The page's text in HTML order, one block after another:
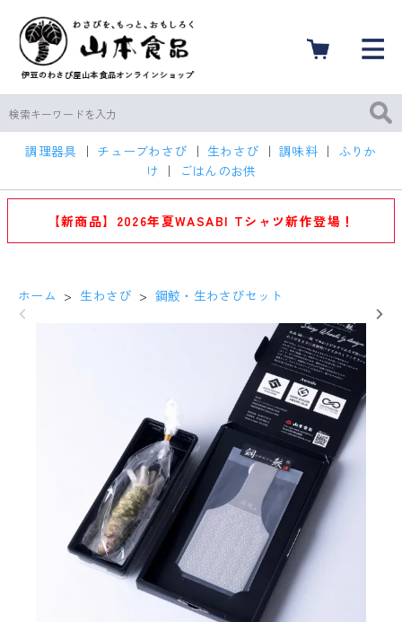
調理器具 ｜ チューブわさび ｜ 生わさび ｜調味料｜ ふりか
け ｜ ごはんのお供
【新商品】2026年夏WASABI Tシャツ新作登場！
ホーム > 生わさび > 鋼鮫・生わさびセット